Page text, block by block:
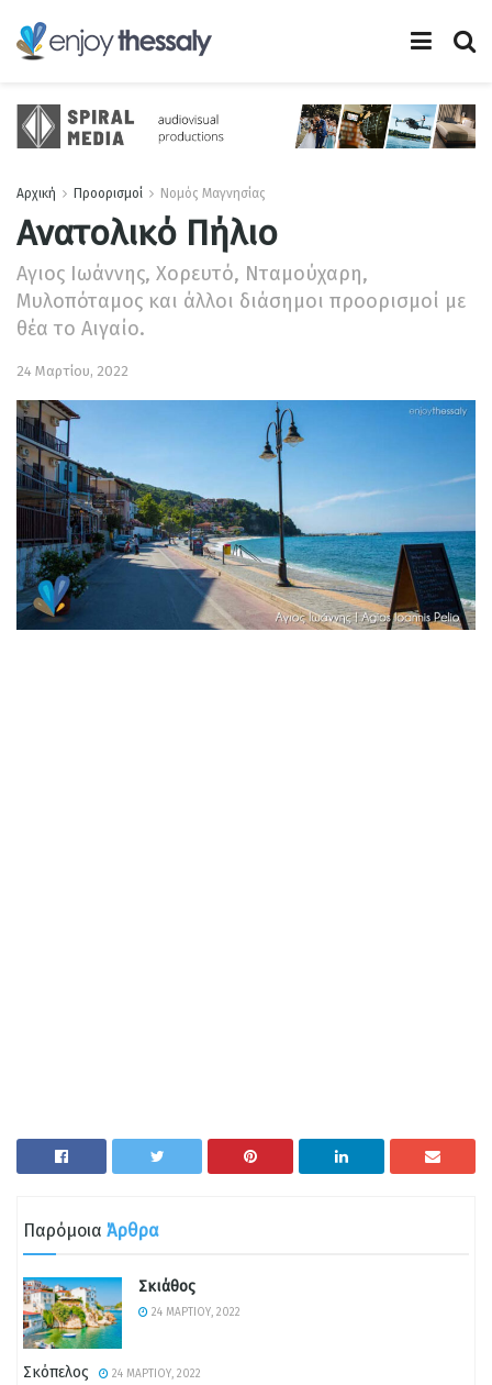
Αρχική Προορισμοί Νομός Μαγνησίας
Ανατολικό Πήλιο
Αγιος Ιωάννης, Χορευτό, Νταμούχαρη,
Μυλοπόταμος και άλλοι διάσημοι προορισμοί με
θέα το Αιγαίο.
24 Μαρτίου, 2022
Παρόμοια Άρθρα
Σκιάθος
24 ΜΑΡΤΊΟΥ, 2022
Σκόπελος 24 ΜΑΡΤΊΟΥ, 2022